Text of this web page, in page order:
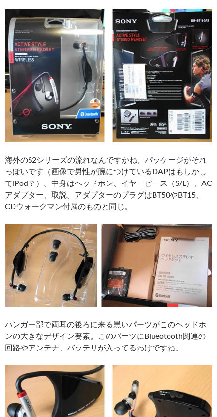
海外のS2シリーズの流れなんですかね。パッケージがそれ
っぽいです（画像で男性が腕につけているDAPはもしかし
てiPod？）。中身はヘッドホン、イヤーピース（S/L）、AC
アダプター、取説。アダプターのプラグはBT50やBT15、
CDウォークマン付属のものと同じ。
ハンガー部で両耳の後ろに来る黒いパーツがこのヘッドホ
ンの大きなデザイン要素。このパーツにBlueotooth関連の
回路やアンテナ、バッテリが入ってるわけですね。